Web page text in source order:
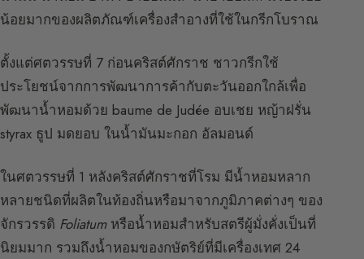
น้อยมากของผลิตภัณฑ์เครื่องสำอางที่ใช้ในกรีกโบราณ
ตั้งแต่ศตวรรษที่ 7 ก่อนคริสต์ศักราช ชาวกรีกใช้
ประโยชน์จากการพัฒนาการค้ากับตะวันออกใกล้เพื่อ
พัฒนาน้ำหอมด้วย baume de Judée อบเชย หญ้าฝรั่น
styrax ธูป มดยอบ ในน้ำมันมะกอก อัลมอนด์
ในศตวรรษที่ 1 หลังคริสต์ศักราชที่โรม มีน้ำหอมหลาก
หลายชนิดที่ผลิตในท้องถิ่นหรือมาจากภูมิภาคต่างๆ ของ
จักรวรรดิ Foliatumหรือน้ำหอมสำหรับสตรีผู้มั่งคั่งเป็นที่
นิยมมาก รวมถึงน้ำหอมของกษัตริย์ที่มีเครื่องเทศ 24